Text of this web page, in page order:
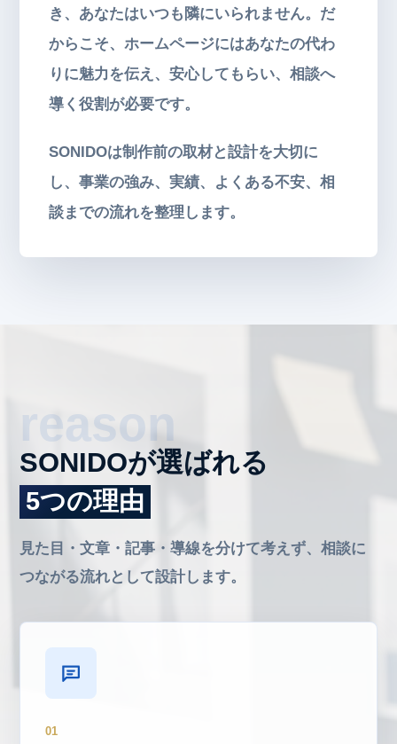
き、あなたはいつも隣にいられません。だ
からこそ、ホームページにはあなたの代わ
りに魅力を伝え、安心してもらい、相談へ
導く役割が必要です。
SONIDOは制作前の取材と設計を大切に
し、事業の強み、実績、よくある不安、相
談までの流れを整理します。
SONIDOが選ばれる
5つの理由
見た目・文章・記事・導線を分けて考えず、相談に
つながる流れとして設計します。
01